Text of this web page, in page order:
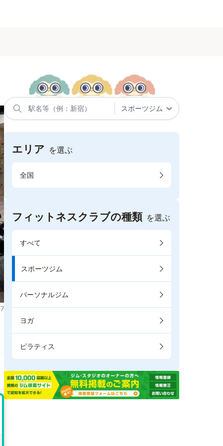
エリア を選ぶ
全国
フィットネスクラブの種類 を選ぶ
すべて
スポーツジム
パーソナルジム
ヨガ
ピラティス